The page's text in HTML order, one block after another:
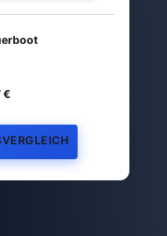
€